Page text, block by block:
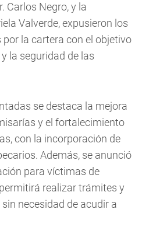
Carlos Negro, y la
Valverde, expusieron los
la cartera con el objetivo
la seguridad de las
se destaca la mejora
y el fortalecimiento
con la incorporación de
Además, se anunció
para víctimas de
realizar trámites y
necesidad de acudir a